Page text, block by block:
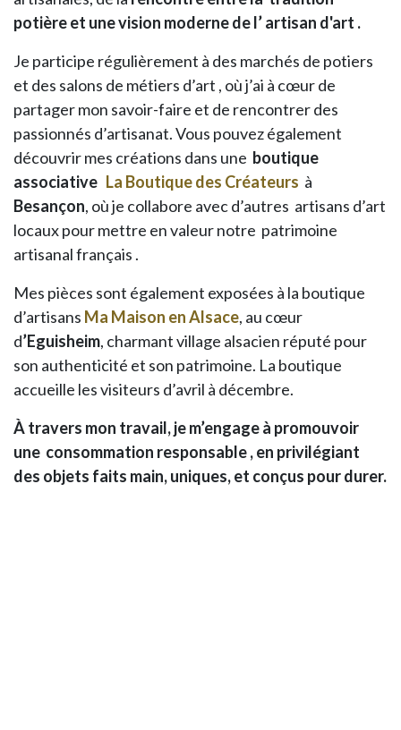
potière et une vision moderne de l’ artisan d'art .
Je participe régulièrement à des marchés de potiers
et des salons de métiers d’art , où j’ai à cœur de
partager mon savoir-faire et de rencontrer des
passionnés d’artisanat. Vous pouvez également
découvrir mes créations dans une boutique
associative La Boutique des Créateurs à
Besançon, où je collabore avec d’autres artisans d’art
locaux pour mettre en valeur notre patrimoine
artisanal français .
Mes pièces sont également exposées à la boutique
d’artisans Ma Maison en Alsace, au cœur
d’Eguisheim, charmant village alsacien réputé pour
son authenticité et son patrimoine. La boutique
accueille les visiteurs d’avril à décembre.
À travers mon travail, je m’engage à promouvoir
une consommation responsable , en privilégiant
des objets faits main, uniques, et conçus pour durer.